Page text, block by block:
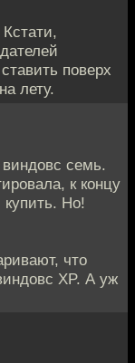
поверх
лету.
семь.
к концу
Но!
что
XP. А уж